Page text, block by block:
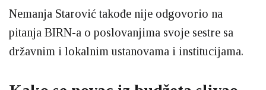
Nemanja Starović takođe nije odgovorio na
pitanja BIRN-a o poslovanjima svoje sestre sa
državnim i lokalnim ustanovama i institucijama.